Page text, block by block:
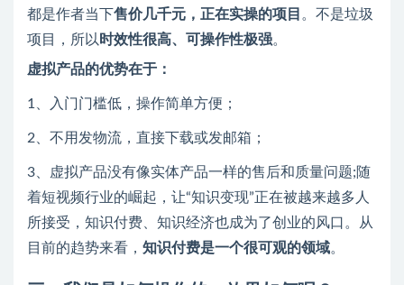
都是作者当下售价几千元，正在实操的项目 。不是垃圾
项目，所以 时效性很高、可操作性极强。
虚拟产品的优势在于：
1、入门门槛低，操作简单方便；
2、不用发物流，直接下载或发邮箱；
3、虚拟产品没有像实体产品一样的售后和质量问题;随
着短视频行业的崛起，让“知识变现”正在被越来越多人
所接受，知识付费、知识经济也成为了创业的风口。从
目前的趋势来看， 知识付费是一个很可观的领域。